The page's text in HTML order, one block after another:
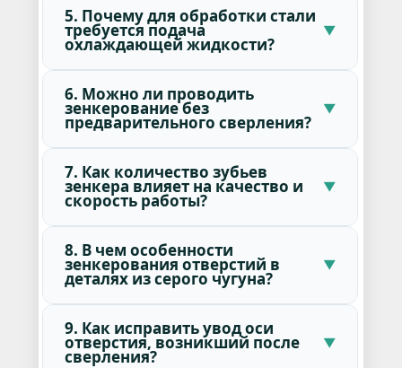
5. Почему для обработки стали
требуется подача
охлаждающей жидкости?
6. Можно ли проводить
зенкерование без
предварительного сверления?
7. Как количество зубьев
зенкера влияет на качество и
скорость работы?
8. В чем особенности
зенкерования отверстий в
деталях из серого чугуна?
9. Как исправить увод оси
отверстия, возникший после
сверления?